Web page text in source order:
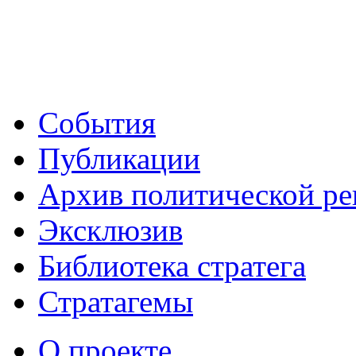
События
Публикации
Архив политической
Эксклюзив
Библиотека стратега
Стратагемы